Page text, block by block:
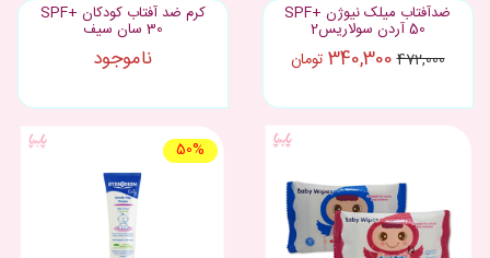
ضدآفتاب میلک نیوژن +SPF
50 آردن سولاریس2
472,000
340,300 تومان
کرم ضد آفتاب کودکان +SPF
30 سان سیف
ناموجود
50%